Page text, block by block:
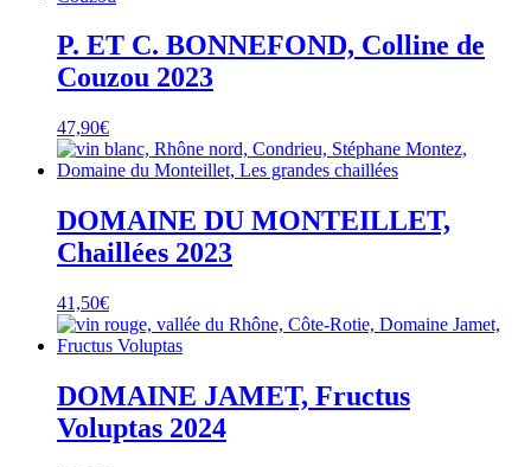
P. ET C. BONNEFOND, Colline de
Couzou 2023
47,90€
DOMAINE DU MONTEILLET,
Chaillées 2023
41,50€
DOMAINE JAMET, Fructus
Voluptas 2024